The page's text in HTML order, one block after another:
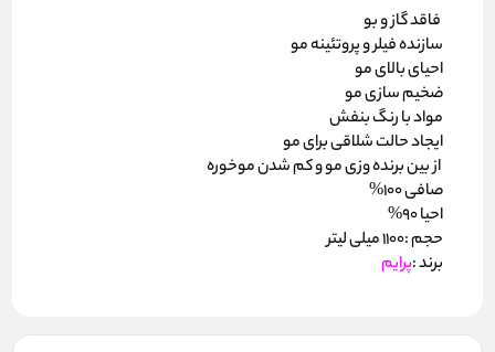
فاقد گاز و بو
سازنده فیلر و پروتئینه مو
احیای بالای مو
ضخیم سازی مو
مواد با رنگ بنفش
ایجاد حالت شلاقی برای مو
از بین برنده وزی مو و کم شدن موخوره
صافی 100%
احیا 90%
حجم :1100 میلی لیتر
برند :پرایم